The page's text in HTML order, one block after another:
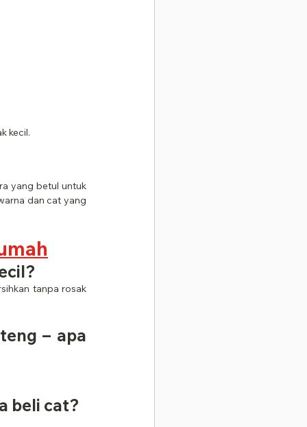
kecil.
yang betul untuk
dan cat yang
tanpa rosak
– apa
beli cat?